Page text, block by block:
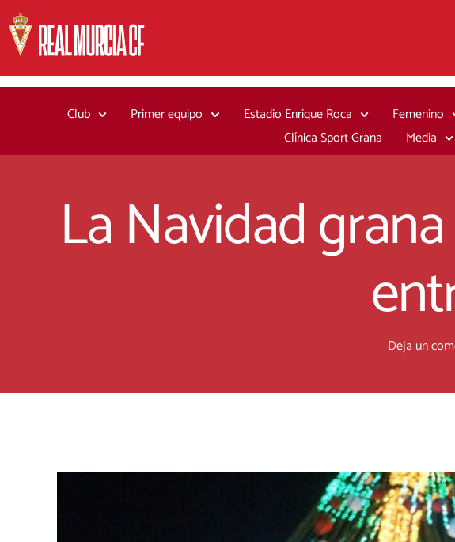
al
contenido
Club Primer equipo Estadio Enrique Roca Femenino
Clínica Sport Grana
Media
La Navidad
Deja un